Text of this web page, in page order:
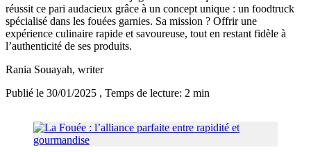
réussit ce pari audacieux grâce à un concept unique : un foodtruck
spécialisé dans les fouées garnies. Sa mission ? Offrir une
expérience culinaire rapide et savoureuse, tout en restant fidèle à
l’authenticité de ses produits.
Rania Souayah, writer
Publié le 30/01/2025 , Temps de lecture: 2 min